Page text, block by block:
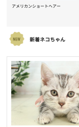
アメリカンショートヘアー
新着ネコちゃん